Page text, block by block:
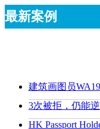
最新案例
建筑画图员
3次被拒，仍能逆
HK Passport